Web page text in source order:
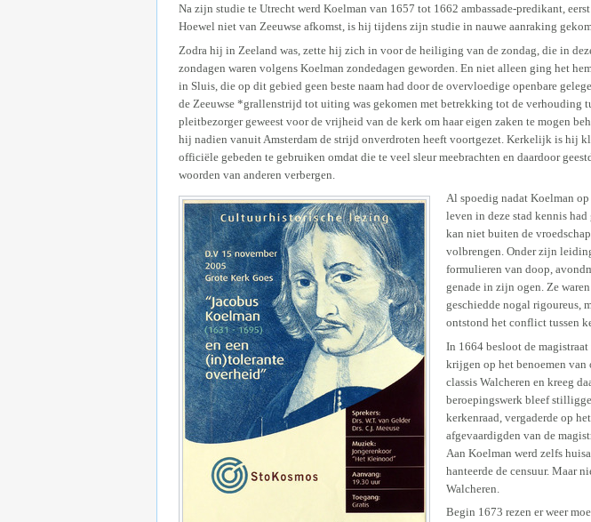
Na zijn studie te Utrecht werd Koelman van 1657 tot 1662 ambassade-predikant,
Hoewel niet van Zeeuwse afkomst, is hij tijdens zijn studie in nauwe aanraking
Zodra hij in Zeeland was, zette hij zich in voor de heiliging van de zondag, die in
zondagen waren volgens Koelman zondedagen geworden. En niet alleen ging het
in Sluis, die op dit gebied geen beste naam had door de overvloedige openbare
de Zeeuwse *grallenstrijd tot uiting was gekomen met betrekking tot de verhouding
pleitbezorger geweest voor de vrijheid van de kerk om haar eigen zaken te mogen
hij nadien vanuit Amsterdam de strijd onverdroten heeft voortgezet. Kerkelijk is hij
officiële gebeden te gebruiken omdat die te veel sleur meebrachten en daardoor
woorden van anderen verbergen.
Al spoedig nadat Koelman
leven in deze stad kennis
kan niet buiten de
volbrengen. Onder zijn
formulieren van doop,
genade in zijn ogen. Ze
geschiedde nogal rigoureus,
ontstond het conflict tussen
In 1664 besloot de
krijgen op het benoemen van
classis Walcheren en kreeg
beroepingswerk bleef
kerkenraad, vergaderde op
afgevaardigden van de
Aan Koelman werd zelfs
hanteerde de censuur. Maar
Walcheren.
Begin 1673 rezen er weer